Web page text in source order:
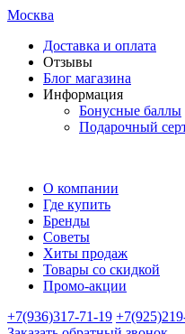
Москва
Доставка и оплата
Отзывы
Блог магазина
Информация
Бонусные баллы
Подарочный
О компании
Где купить
Бренды
Советы
Хиты продаж
Товары со скидкой
Промо-акции
+7(936)317-71-19